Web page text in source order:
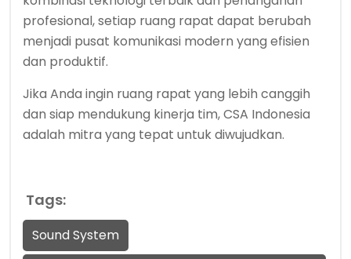
profesional, setiap ruang rapat dapat berubah
menjadi pusat komunikasi modern yang efisien
dan produktif.
Jika Anda ingin ruang rapat yang lebih canggih
dan siap mendukung kinerja tim, CSA Indonesia
adalah mitra yang tepat untuk diwujudkan.
Tags:
Sound System